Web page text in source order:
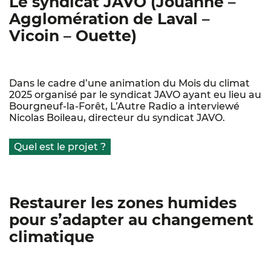
Agglomération de Laval –
Vicoin – Ouette)
Dans le cadre d’une animation du Mois du climat
2025 organisé par le syndicat JAVO ayant eu lieu au
Bourgneuf-la-Forêt, L’Autre Radio a interviewé
Nicolas Boileau, directeur du syndicat JAVO.
Quel est le projet ?
Restaurer les zones humides
pour s’adapter au changement
climatique